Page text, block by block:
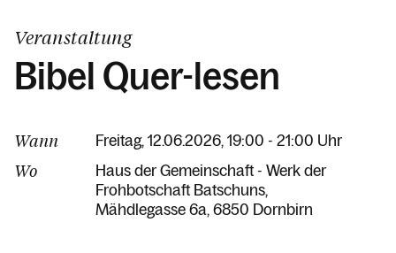
Veranstaltung
Bibel Quer-lesen
Wann Freitag, 12.06.2026, 19:00 - 21:00 Uhr
Wo
Haus der Gemeinschaft - Werk der
Frohbotschaft Batschuns
Mähdlegasse 6a 6850 Dornbirn